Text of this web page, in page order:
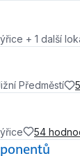
+ 1 další
Předměstí
54